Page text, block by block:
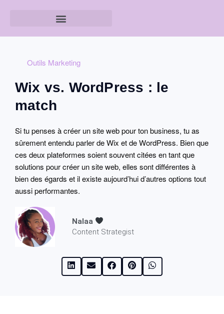
Outils Marketing
Wix vs. WordPress : le
match
Si tu penses à créer un site web pour ton business, tu as
sûrement entendu parler de Wix et de WordPress. Bien que
ces deux plateformes soient souvent citées en tant que
solutions pour créer un site web, elles sont différentes à
bien des égards et il existe aujourd’hui d’autres options tout
aussi performantes.
Nalaa
Content Strategist